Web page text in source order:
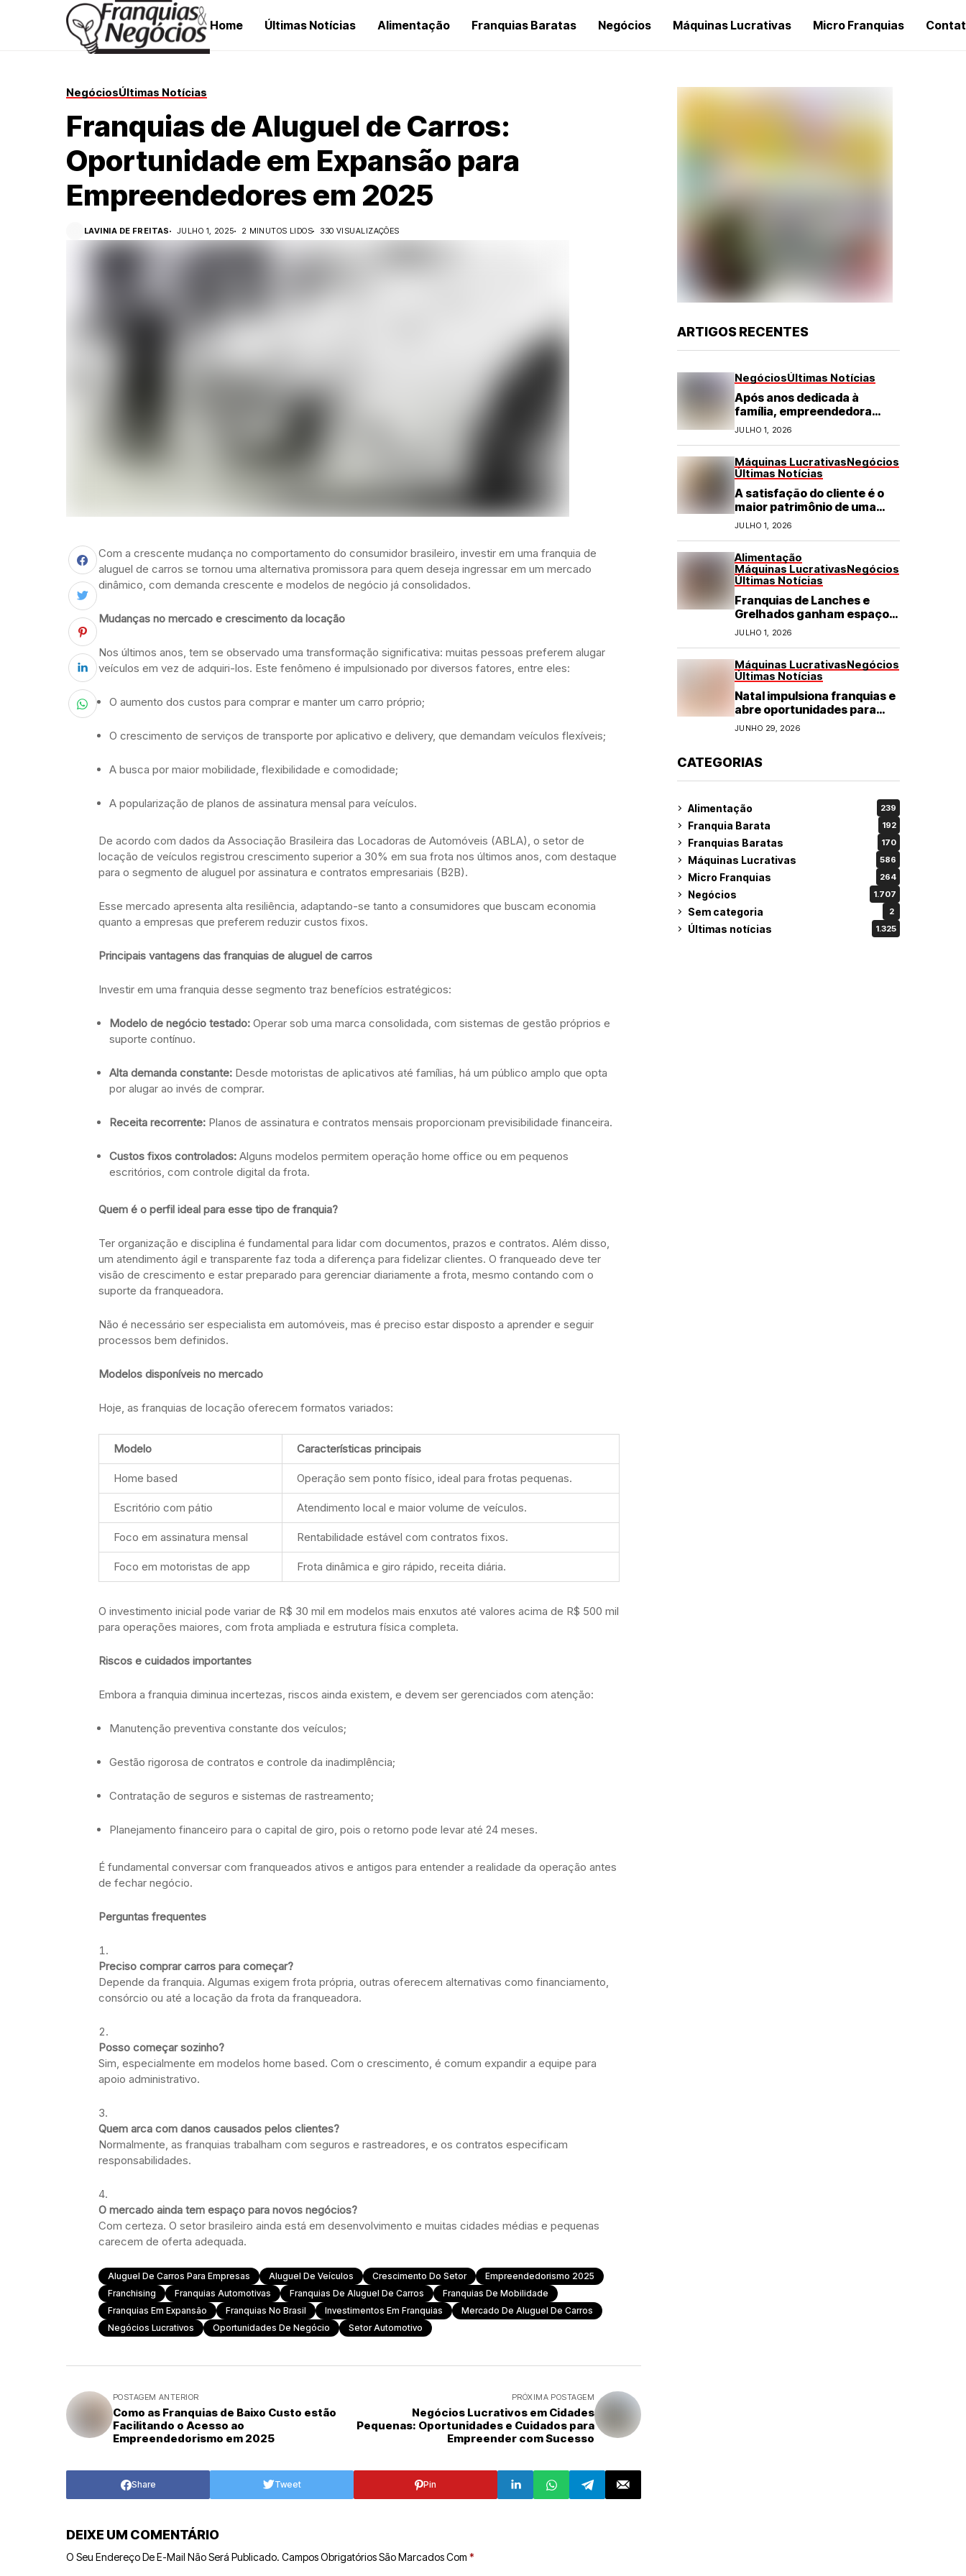
Home Últimas Notícias Alimentação Franquias Baratas Negócios Máquinas Lucrativas Micro Franquias
NegóciosÚltimas Notícias
Franquias de Aluguel de Carros:
Oportunidade em Expansão para
Empreendedores em 2025
LAVINIA DE FREITAS JULHO 1, 2025 2 MINUTOS LIDOS 330 VISUALIZAÇÕES
Com a crescente mudança no comportamento do consumidor brasileiro, investir em uma franquia de
aluguel de carros se tornou uma alternativa promissora para quem deseja ingressar em um mercado
dinâmico, com demanda crescente e modelos de negócio já consolidados.
Mudanças no mercado e crescimento da locação
Nos últimos anos, tem se observado uma transformação significativa: muitas pessoas preferem alugar
veículos em vez de adquiri-los. Este fenômeno é impulsionado por diversos fatores, entre eles:
O aumento dos custos para comprar e manter um carro próprio;
O crescimento de serviços de transporte por aplicativo e delivery, que demandam veículos flexíveis;
A busca por maior mobilidade, flexibilidade e comodidade;
A popularização de planos de assinatura mensal para veículos.
De acordo com dados da Associação Brasileira das Locadoras de Automóveis (ABLA), o setor de
locação de veículos registrou crescimento superior a 30% em sua frota nos últimos anos, com destaque
para o segmento de aluguel por assinatura e contratos empresariais (B2B).
Esse mercado apresenta alta resiliência, adaptando-se tanto a consumidores que buscam economia
quanto a empresas que preferem reduzir custos fixos.
Principais vantagens das franquias de aluguel de carros
Investir em uma franquia desse segmento traz benefícios estratégicos:
Modelo de negócio testado: Operar sob uma marca consolidada, com sistemas de gestão próprios e
suporte contínuo.
Alta demanda constante: Desde motoristas de aplicativos até famílias, há um público amplo que opta
por alugar ao invés de comprar.
Receita recorrente: Planos de assinatura e contratos mensais proporcionam previsibilidade financeira.
Custos fixos controlados: Alguns modelos permitem operação home office ou em pequenos
escritórios, com controle digital da frota.
Quem é o perfil ideal para esse tipo de franquia?
Ter organização e disciplina é fundamental para lidar com documentos, prazos e contratos. Além disso,
um atendimento ágil e transparente faz toda a diferença para fidelizar clientes. O franqueado deve ter
visão de crescimento e estar preparado para gerenciar diariamente a frota, mesmo contando com o
suporte da franqueadora.
Não é necessário ser especialista em automóveis, mas é preciso estar disposto a aprender e seguir
processos bem definidos.
Modelos disponíveis no mercado
Hoje, as franquias de locação oferecem formatos variados:
Modelo Características principais
Home based Operação sem ponto físico, ideal para frotas pequenas.
Escritório com pátio Atendimento local e maior volume de veículos.
Foco em assinatura mensal Rentabilidade estável com contratos fixos.
Foco em motoristas de app Frota dinâmica e giro rápido, receita diária.
O investimento inicial pode variar de R$ 30 mil em modelos mais enxutos até valores acima de R$ 500 mil
para operações maiores, com frota ampliada e estrutura física completa.
Riscos e cuidados importantes
Embora a franquia diminua incertezas, riscos ainda existem, e devem ser gerenciados com atenção:
Manutenção preventiva constante dos veículos;
Gestão rigorosa de contratos e controle da inadimplência;
Contratação de seguros e sistemas de rastreamento;
Planejamento financeiro para o capital de giro, pois o retorno pode levar até 24 meses.
É fundamental conversar com franqueados ativos e antigos para entender a realidade da operação antes
de fechar negócio.
Perguntas frequentes
Preciso comprar carros para começar?
Depende da franquia. Algumas exigem frota própria, outras oferecem alternativas como financiamento,
consórcio ou até a locação da frota da franqueadora.
Posso começar sozinho?
Sim, especialmente em modelos home based. Com o crescimento, é comum expandir a equipe para
apoio administrativo.
Quem arca com danos causados pelos clientes?
Normalmente, as franquias trabalham com seguros e rastreadores, e os contratos especificam
responsabilidades.
O mercado ainda tem espaço para novos negócios?
Com certeza. O setor brasileiro ainda está em desenvolvimento e muitas cidades médias e pequenas
carecem de oferta adequada.
Aluguel De Carros Para Empresas Aluguel De Veículos Crescimento Do Setor
Empreendedorismo 2025
Franchising
Franquias Automotivas Franquias De Aluguel De Carros
Franquias De Mobilidade
Franquias Em Expansão
Franquias No Brasil Investimentos Em Franquias
Mercado De Aluguel De Carros
Negócios Lucrativos
Oportunidades De Negócio Setor Automotivo
POSTAGEM ANTERIOR
Como as Franquias de Baixo Custo estão
Facilitando o Acesso ao
Empreendedorismo em 2025
PRÓXIMA POSTAGEM
Negócios Lucrativos em Cidades
Pequenas: Oportunidades e Cuidados para
Empreender com Sucesso
Share Tweet Pin
DEIXE UM COMENTÁRIO
O Seu Endereço De E-Mail Não Será Publicado. Campos Obrigatórios São Marcados Com *
ARTIGOS RECENTES
NegóciosÚltimas Notícias
Após anos dedicada à
família, empreendedora
transforma franquia de
turismo em negócio de
JULHO 1, 2026
Máquinas LucrativasNegócios
Últimas Notícias
A satisfação do cliente é o
maior patrimônio de uma
franquia
JULHO 1, 2026
Alimentação
Máquinas LucrativasNegócios
Últimas Notícias
Franquias de Lanches e
Grelhados ganham espaço
com demanda por refeições
rápidas e de qualidade
JULHO 1, 2026
Máquinas LucrativasNegócios
Últimas Notícias
Natal impulsiona franquias e
abre oportunidades para
diversos segmentos do
JUNHO 29, 2026
CATEGORIAS
Alimentação 239
Franquia Barata 192
Franquias Baratas 170
Máquinas Lucrativas 586
Micro Franquias 264
Negócios 1.707
Sem categoria 2
Últimas notícias 1.325